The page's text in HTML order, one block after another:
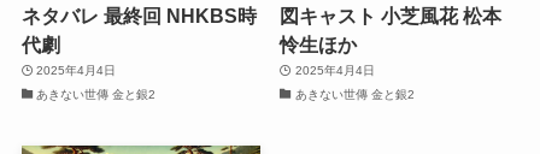
ネタバレ 最終回 NHKBS時
代劇
2025年4月4日
あきない世傳 金と銀2
図キャスト 小芝風花 松本
怜生ほか
2025年4月4日
あきない世傳 金と銀2